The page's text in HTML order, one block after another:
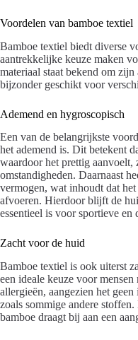
Voordelen van bamboe textiel
Bamboe textiel biedt diverse
aantrekkelijke keuze maken
materiaal staat bekend om zijn
bijzonder geschikt voor
Ademend en hygroscopisch
Een van de belangrijkste
het ademend is. Dit betekent
waardoor het prettig aanvoelt,
omstandigheden. Daarnaast
vermogen, wat inhoudt dat
afvoeren. Hierdoor blijft de
essentieel is voor sportieve en
Zacht voor de huid
Bamboe textiel is ook uiterst
een ideale keuze voor
allergieën, aangezien het
zoals sommige andere
bamboe draagt bij aan een